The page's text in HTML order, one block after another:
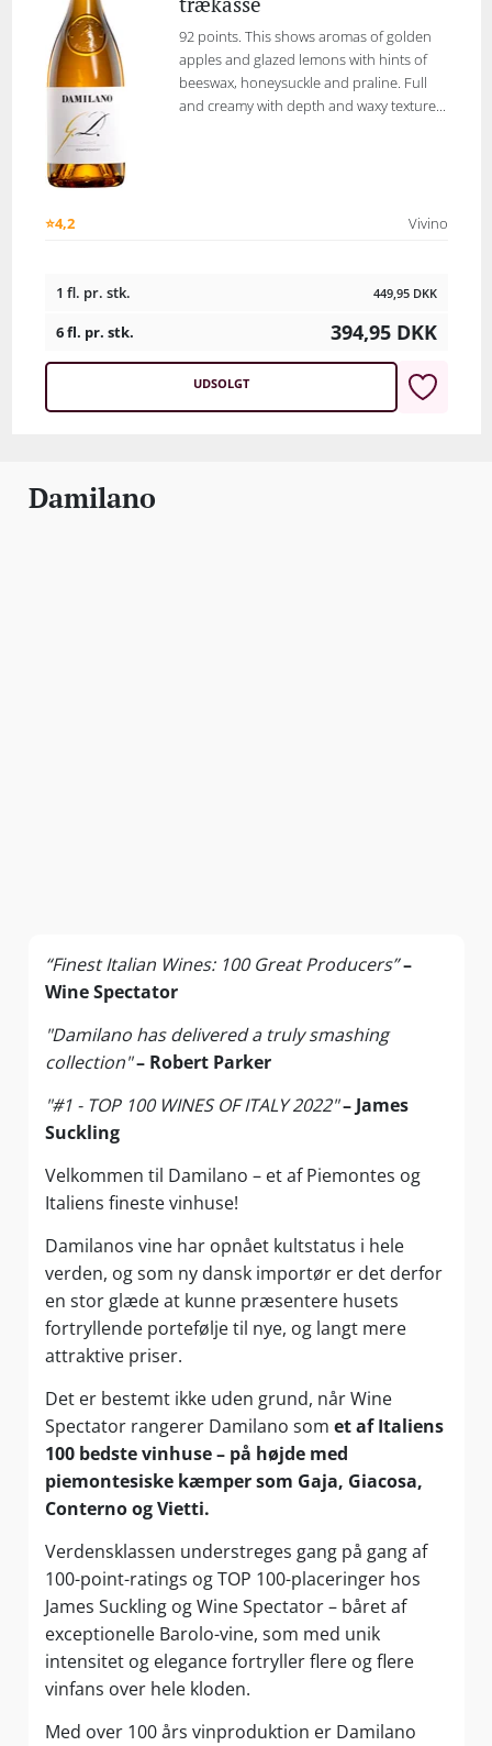
92 points. This shows aromas of golden
apples and glazed lemons with hints of
beeswax, honeysuckle and praline. Full
and creamy with depth and waxy texture...
⭐4,2 Vivino
1 fl. pr. stk. 449,95 DKK
6 fl. pr. stk. 394,95 DKK
UDSOLGT
Damilano
“Finest Italian Wines: 100 Great Producers”–
Wine Spectator
"Damilano has delivered a truly smashing
collection"– Robert Parker
"#1 - TOP 100 WINES OF ITALY 2022"– James
Suckling
Velkommen til Damilano – et af Piemontes og
Italiens fineste vinhuse!
Damilanos vine har opnået kultstatus i hele
verden, og som ny dansk importør er det derfor
en stor glæde at kunne præsentere husets
fortryllende portefølje til nye, og langt mere
attraktive priser.
Det er bestemt ikke uden grund, når Wine
Spectator rangerer Damilano som et af Italiens
100 bedste vinhuse – på højde med
piemontesiske kæmper som Gaja, Giacosa,
Conterno og Vietti.
Verdensklassen understreges gang på gang af
100-point-ratings og TOP 100-placeringer hos
James Suckling og Wine Spectator – båret af
exceptionelle Barolo-vine, som med unik
intensitet og elegance fortryller flere og flere
vinfans over hele kloden.
Med over 100 års vinproduktion er Damilano